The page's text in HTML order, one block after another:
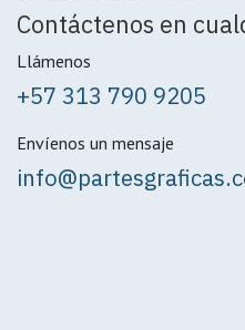
Contáctenos en
Llámenos
+57 313 790 9205
Envíenos un mensaje